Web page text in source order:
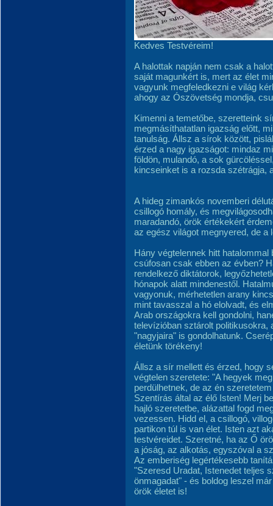
Kedves Testvéreim!
A halottak napján nem csak a
saját magunkért is, mert az élet
vagyunk megfeledkezni e világ
ahogy az Ószövetség mondja,
Kimenni a temetőbe, szeretteink
megmásíthatatlan igazság előtt,
tanulság. Állsz a sírok között,
érzed a nagy igazságot: mindaz
földön, mulandó, a sok
kincseinket is a rozsda szétrágja,
A hideg zimankós novemberi
csillogó homály, és
maradandó, örök értékekért
az egész világot megnyered, de a
Hány végtelennek hitt
csúfosan csak ebben az évben?
rendelkező diktátorok,
hónapok alatt mindenestől.
vagyonuk, mérhetetlen arany
mint tavasszal a hó elolvadt, és
Arab országokra kell gondolni,
televízióban sztárolt politikusokra,
"nagyjaira" is gondolhatunk.
életünk törékeny!
Állsz a sír mellett és érzed, hogy
végtelen szeretete: "A hegyek
perdülhetnek, de az én
Szentírás által az élő Isten! Merj
hajló szeretetbe, alázattal fogd
vezessen. Hidd el, a csillogó,
partikon túl is van élet. Isten azt
testvéreidet. Szeretné, ha az Ő
a jóság, az alkotás, egyszóval a
Az emberiség legértékesebb
"Szeresd Uradat, Istenedet teljes
önmagadat" - és boldog leszel
örök életet is!